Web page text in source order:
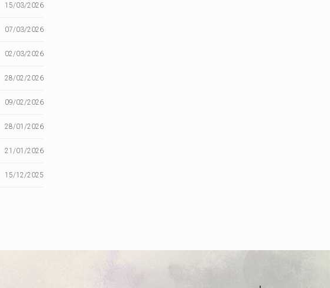
15/03/2026
07/03/2026
02/03/2026
28/02/2026
09/02/2026
28/01/2026
21/01/2026
15/12/2025